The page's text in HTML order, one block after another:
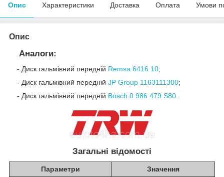
Опис Характеристики Доставка Оплата Умови
Опис
Аналоги:
- Диск гальмівний передній Remsa 6416.10;
- Диск гальмівний передній JP Group 1163111300;
- Диск гальмівний передній Bosch 0 986 479 S80
Загальні відомості
Параметри
Значення